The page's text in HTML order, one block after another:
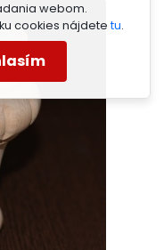
webom.
cookies nájdete tu.